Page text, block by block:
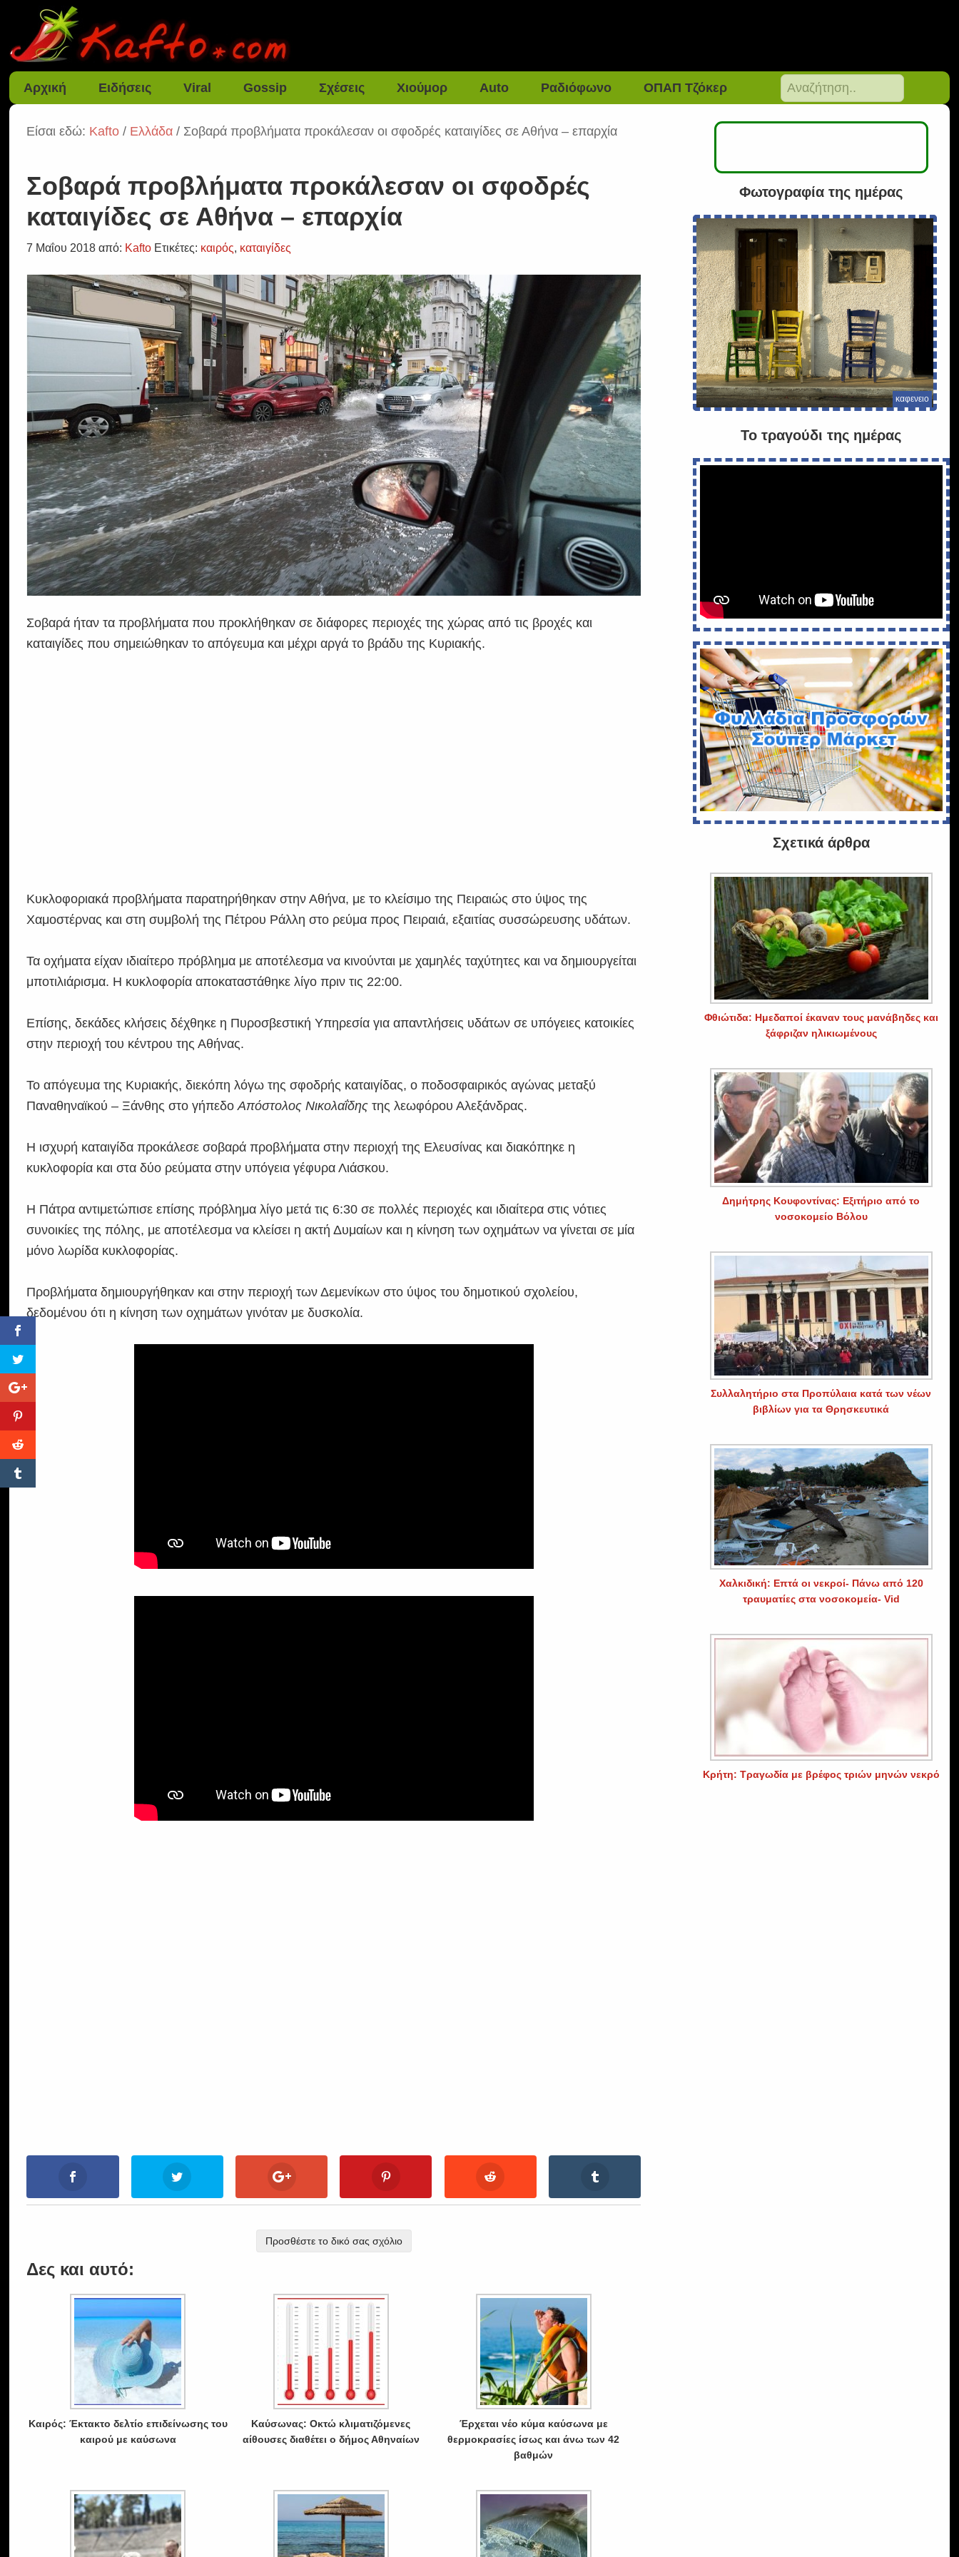
Αρχική Ειδήσεις Viral Gossip Σχέσεις Χιούμορ Auto Ραδιόφωνο ΟΠΑΠ Τζόκερ
Είσαι εδώ: Kafto / Ελλάδα / Σοβαρά προβλήματα προκάλεσαν οι σφοδρές καταιγίδες σε Αθήνα – επαρχία
Σοβαρά προβλήματα προκάλεσαν οι σφοδρές
καταιγίδες σε Αθήνα – επαρχία
7 Μαΐου 2018 από: Kafto Ετικέτες: καιρός, καταιγίδες
Σοβαρά ήταν τα προβλήματα που προκλήθηκαν σε διάφορες περιοχές της χώρας από τις βροχές και
καταιγίδες που σημειώθηκαν το απόγευμα και μέχρι αργά το βράδυ της Κυριακής.
Κυκλοφοριακά προβλήματα παρατηρήθηκαν στην Αθήνα, με το κλείσιμο της Πειραιώς στο ύψος της
Χαμοστέρνας και στη συμβολή της Πέτρου Ράλλη στο ρεύμα προς Πειραιά, εξαιτίας συσσώρευσης υδάτων.
Τα οχήματα είχαν ιδιαίτερο πρόβλημα με αποτέλεσμα να κινούνται με χαμηλές ταχύτητες και να δημιουργείται
μποτιλιάρισμα. Η κυκλοφορία αποκαταστάθηκε λίγο πριν τις 22:00.
Επίσης, δεκάδες κλήσεις δέχθηκε η Πυροσβεστική Υπηρεσία για απαντλήσεις υδάτων σε υπόγειες κατοικίες
στην περιοχή του κέντρου της Αθήνας.
Το απόγευμα της Κυριακής, διεκόπη λόγω της σφοδρής καταιγίδας, ο ποδοσφαιρικός αγώνας μεταξύ
Παναθηναϊκού – Ξάνθης στο γήπεδοΑπόστολος Νικολαΐδης της λεωφόρου Αλεξάνδρας.
Η ισχυρή καταιγίδα προκάλεσε σοβαρά προβλήματα στην περιοχή της Ελευσίνας και διακόπηκε η
κυκλοφορία και στα δύο ρεύματα στην υπόγεια γέφυρα Λιάσκου.
Η Πάτρα αντιμετώπισε επίσης πρόβλημα λίγο μετά τις 6:30 σε πολλές περιοχές και ιδιαίτερα στις νότιες
συνοικίες της πόλης, με αποτέλεσμα να κλείσει η ακτή Δυμαίων και η κίνηση των οχημάτων να γίνεται σε μία
μόνο λωρίδα κυκλοφορίας.
Προβλήματα δημιουργήθηκαν και στην περιοχή των Δεμενίκων στο ύψος του δημοτικού σχολείου,
δεδομένου ότι η κίνηση των οχημάτων γινόταν με δυσκολία.
Προσθέστε το δικό σας σχόλιο
Δες και αυτό:
Καιρός: Έκτακτο δελτίο επιδείνωσης του
καιρού με καύσωνα
Καύσωνας: Oκτώ κλιματιζόμενες
αίθουσες διαθέτει ο δήμος Αθηναίων
Έρχεται νέο κύμα καύσωνα με
θερμοκρασίες ίσως και άνω των 42
βαθμών
Φωτογραφία της ημέρας
καφενειο
Το τραγούδι της ημέρας
Σχετικά άρθρα
Φθιώτιδα: Ημεδαποί έκαναν τους μανάβηδες και
ξάφριζαν ηλικιωμένους
Δημήτρης Κουφοντίνας: Εξιτήριο από το
νοσοκομείο Βόλου
Συλλαλητήριο στα Προπύλαια κατά των νέων
βιβλίων για τα Θρησκευτικά
Χαλκιδική: Επτά οι νεκροί- Πάνω από 120
τραυματίες στα νοσοκομεία- Vid
Κρήτη: Τραγωδία με βρέφος τριών μηνών νεκρό